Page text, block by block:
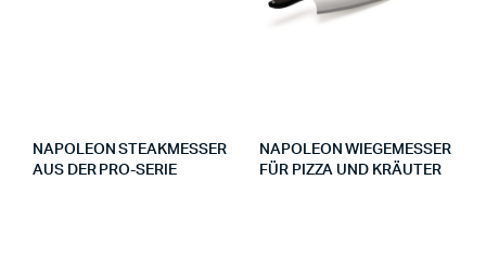
NAPOLEON STEAKMESSER
AUS DER PRO-SERIE
NAPOLEON WIEGEMESSER
FÜR PIZZA UND KRÄUTER